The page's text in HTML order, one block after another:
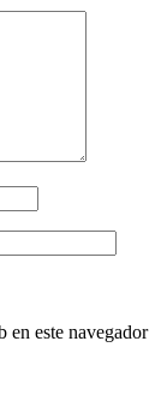
en este navegador